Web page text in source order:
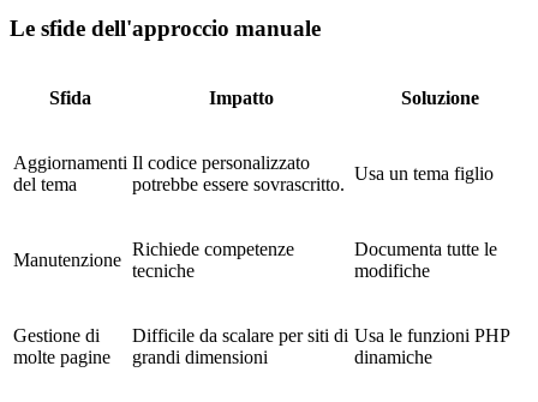
Le sfide dell'approccio manuale
Sfida Impatto Soluzione
Aggiornamenti
del tema
Il codice personalizzato
potrebbe essere sovrascritto.
Usa un tema figlio
Manutenzione
Richiede competenze
tecniche
Documenta tutte le
modifiche
Gestione di
molte pagine
Difficile da scalare per siti di
grandi dimensioni
Usa le funzioni PHP
dinamiche